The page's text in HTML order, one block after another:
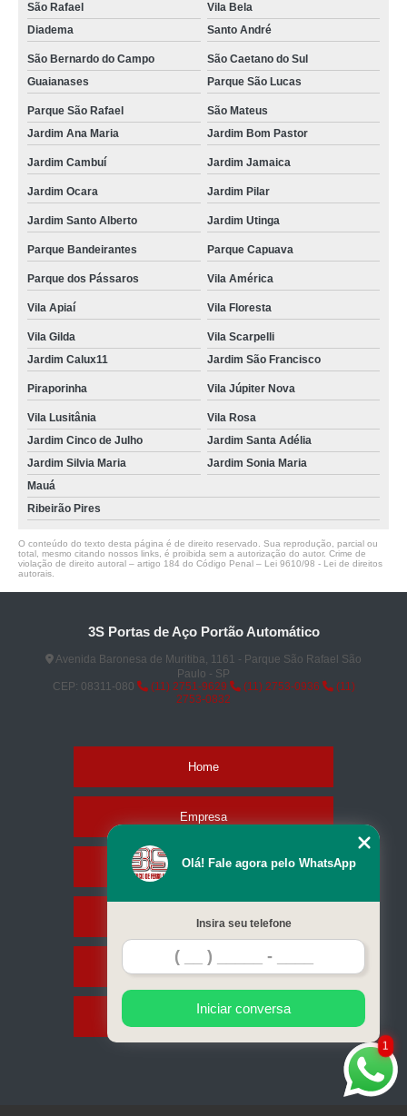
São Rafael
Vila Bela
Diadema
Santo André
São Bernardo do Campo
São Caetano do Sul
Guaianases
Parque São Lucas
Parque São Rafael
São Mateus
Jardim Ana Maria
Jardim Bom Pastor
Jardim Cambuí Jardim Jamaica
Jardim Ocara Jardim Pilar
Jardim Santo Alberto Jardim Utinga
Parque Bandeirantes Parque Capuava
Parque dos Pássaros Vila América
Vila Apiaí Vila Floresta
Vila Gilda
Vila Scarpelli
Jardim Calux11
Jardim São Francisco
Piraporinha Vila Júpiter Nova
Vila Lusitânia
Vila Rosa
Jardim Cinco de Julho
Jardim Santa Adélia
Jardim Silvia Maria
Jardim Sonia Maria
Mauá
Ribeirão Pires
O conteúdo do texto desta página é de direito reservado. Sua reprodução, parcial ou
total, mesmo citando nossos links, é proibida sem a autorização do autor. Crime de
violação de direito autoral – artigo 184 do Código Penal – Lei 9610/98 - Lei de direitos
autorais
3S Portas de Aço Portão Automático
Avenida Baronesa de Muritiba, 1161 - Parque São Rafael São
Paulo - SP
CEP: 08311-080
(11) 2751-9629 (11) 2753-0936
(11)
2753-0832
Home
Empresa
Missão
Serviços
Contato
Mapa do site
1
Olá! Fale agora pelo WhatsApp
Insira seu telefone
Iniciar conversa